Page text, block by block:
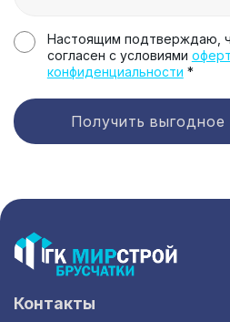
Настоящим подтверждаю,
согласен с условиями
конфиденциальности *
Получить
Контакты